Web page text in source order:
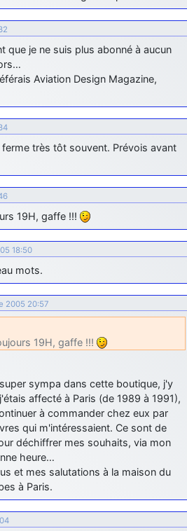
que je ne suis plus abonné à aucun
Aviation Design Magazine,
très tôt souvent. Prévois avant
19H, gaffe !!!
18:50
mots.
2005 20:57
19H, gaffe !!!
sympa dans cette boutique, j'y
affecté à Paris (de 1989 à 1991),
à commander chez eux par
qui m'intéressaient. Ce sont de
déchiffrer mes souhaits, via mon
heure…
et mes salutations à la maison du
à Paris.